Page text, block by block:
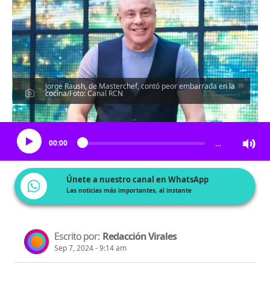
Jorge Raush, de Masterchef, contó peor embarrada en la
cocina/Foto: Canal RCN
Escucha el artículo
00:00 …
Únete a nuestro canal en WhatsApp
Las noticias más importantes, al instante
Escrito por: Redacción Virales
Sep 7, 2024 - 9:14 am